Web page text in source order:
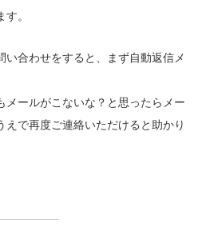
。
い合わせをすると、まず自動返信メ
メールがこないな？と思ったらメー
えで再度ご連絡いただけると助かり